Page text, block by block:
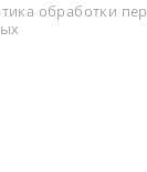
обработки